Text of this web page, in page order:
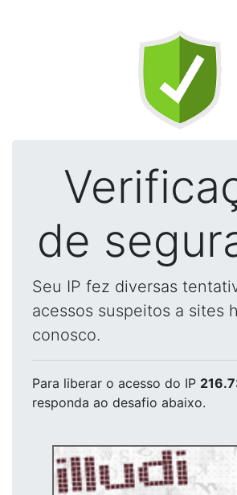
de
Seu IP fez diversas
acessos suspeitos a sites
conosco.
Para liberar o acesso do IP
responda ao desafio abaixo.